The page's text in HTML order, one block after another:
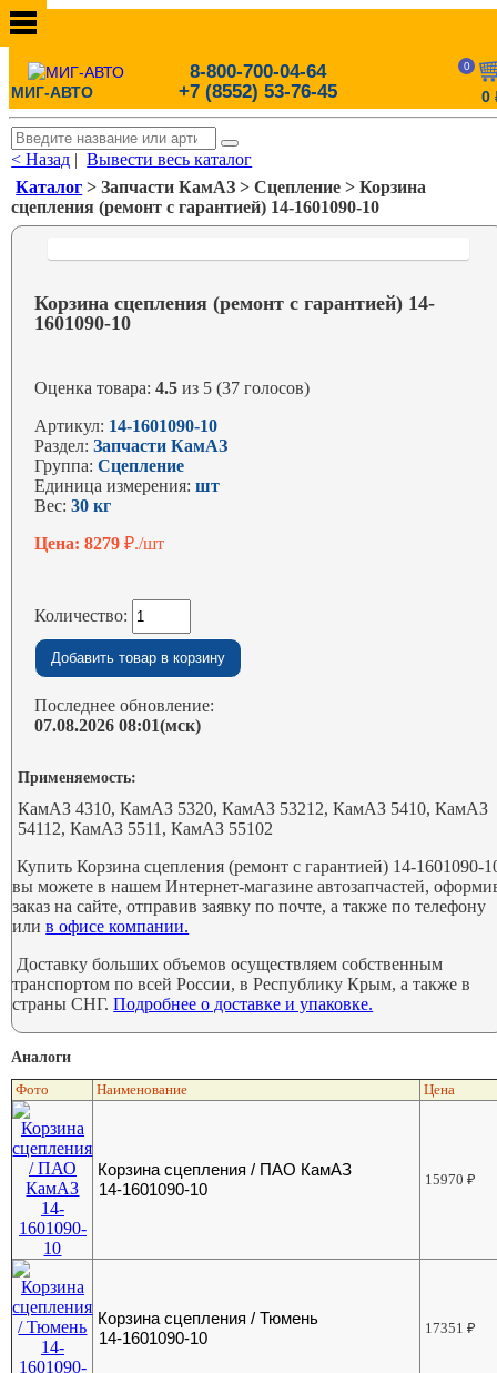
МИГ-АВТО
8-800-700-04-64
+7 (8552) 53-76-45
0
0
< Назад |Вывести весь каталог
Каталог > Запчасти КамАЗ > Сцепление > Корзина
сцепления (ремонт с гарантией) 14-1601090-10
Корзина сцепления (ремонт с гарантией) 14-
1601090-10
Оценка товара:4.5 из 5 (37 голосов)
Артикул: 14-1601090-10
Раздел:Запчасти КамАЗ
Группа:Сцепление
Единица измерения:шт
Вес:30 кг
Цена: 8279₽./шт
Количество:
Последнее обновление:
07.08.2026 08:01(мск)
Применяемость:
КамАЗ 4310, КамАЗ 5320, КамАЗ 53212, КамАЗ 5410, КамАЗ
54112, КамАЗ 5511, КамАЗ 55102
Купить Корзина сцепления (ремонт с гарантией) 14-1601090-
вы можете в нашем Интернет-магазине автозапчастей,
заказ на сайте, отправив заявку по почте, а также по телефону
илив офисе компании.
Доставку больших объемов осуществляем собственным
транспортом по всей России, в Республику Крым, а также в
страны СНГ.Подробнее о доставке и упаковке.
Аналоги
Фото Наименование Цена
Корзина сцепления / ПАО КамАЗ
14-1601090-10
15970₽
Корзина сцепления / Тюмень
14-1601090-10
17351₽